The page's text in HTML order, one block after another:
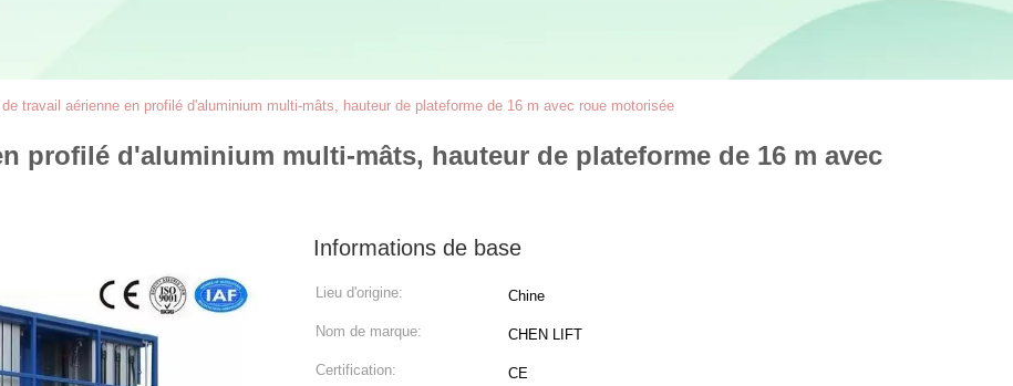
travail aérienne en profilé d'aluminium multi-mâts, hauteur de plateforme de 16 m avec roue motorisée
profilé d'aluminium multi-mâts, hauteur de plateforme de 16 m avec
Informations de base
Lieu d'origine: Chine
Nom de marque: CHEN LIFT
Certification: CE